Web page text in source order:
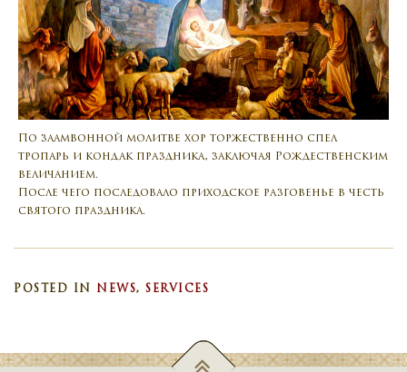
По заамвонной молитве хор торжественно спел
тропарь и кондак праздника, заключая Рождественским
величанием.
После чего последовало приходское разговенье в честь
святого праздника.
POSTED IN NEWS, SERVICES